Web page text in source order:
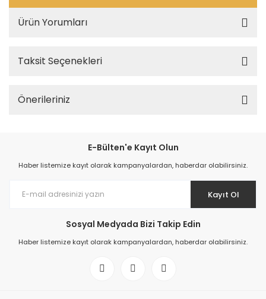
Ürün Yorumları
Taksit Seçenekleri
Önerileriniz
E-Bülten'e Kayıt Olun
Haber listemize kayıt olarak kampanyalardan, haberdar olabilirsiniz.
Kayıt Ol
Sosyal Medyada Bizi Takip Edin
Haber listemize kayıt olarak kampanyalardan, haberdar olabilirsiniz.